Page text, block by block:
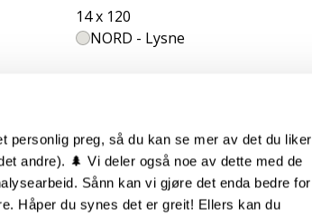
personlig preg, så du kan se mer av det du liker
andre). 🌲 Vi deler også noe av dette med de
Sånn kan vi gjøre det enda bedre for
Håper du synes det er greit! Ellers kan du
14 x 120
NORD - Lysne
Hurtiglenker